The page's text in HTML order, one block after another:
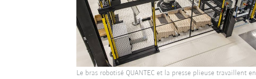
Le bras robotisé QUANTEC et la presse plieuse travaillent en